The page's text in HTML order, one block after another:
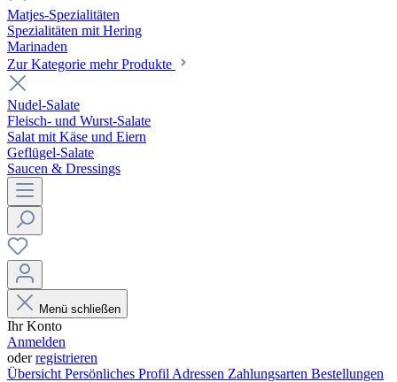
Matjes-Spezialitäten
Spezialitäten mit Hering
Marinaden
Zur Kategorie mehr Produkte
Nudel-Salate
Fleisch- und Wurst-Salate
Salat mit Käse und Eiern
Geflügel-Salate
Saucen & Dressings
Menü schließen
Ihr Konto
Anmelden
oderregistrieren
Übersicht Persönliches Profil Adressen Zahlungsarten Bestellungen